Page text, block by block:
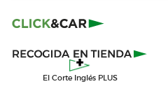
El Corte Inglés PLUS